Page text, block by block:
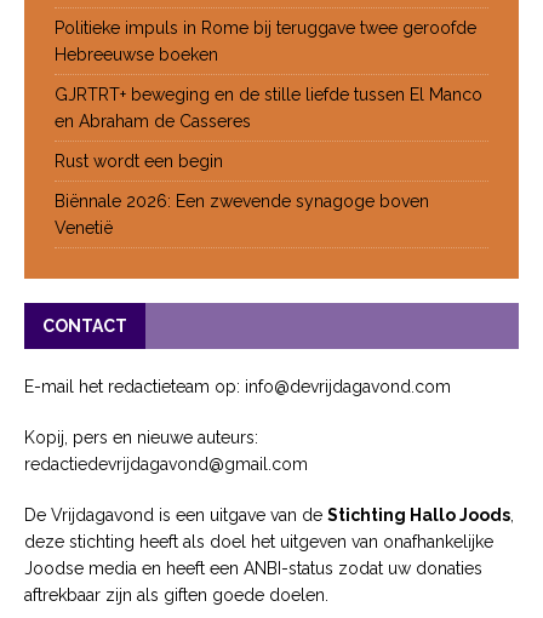
Politieke impuls in Rome bij teruggave twee geroofde
Hebreeuwse boeken
GJRTRT+ beweging en de stille liefde tussen El Manco
en Abraham de Casseres
Rust wordt een begin
Biënnale 2026: Een zwevende synagoge boven
Venetië
CONTACT
E-mail het redactieteam op: info@devrijdagavond.com
Kopij, pers en nieuwe auteurs:
redactiedevrijdagavond@gmail.com
De Vrijdagavond is een uitgave van de Stichting Hallo Joods,
deze stichting heeft als doel het uitgeven van onafhankelijke
Joodse media en heeft een ANBI-status zodat uw donaties
aftrekbaar zijn als giften goede doelen.